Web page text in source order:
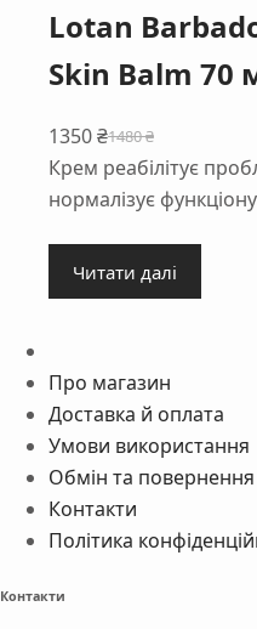
Lotan
Skin Balm 70
1480₴
Оригінальна
ціна:
1480 ₴.
1350₴
Поточна
ціна:
1350 ₴.
Крем реабілітує
нормалізує
Читати далі
Про магазин
Доставка й оплата
Умови використання
Обмін та повернення
Контакти
Політика
Контакти